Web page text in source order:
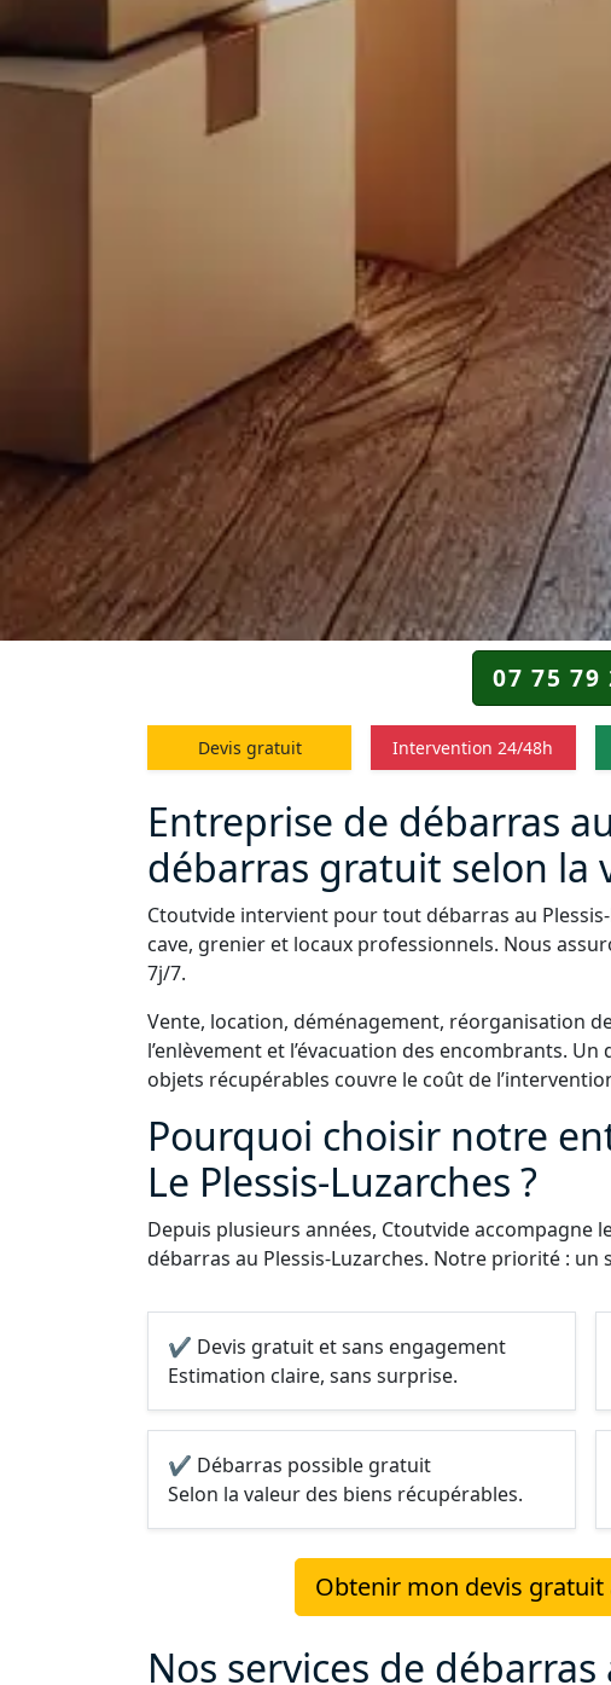
07 75 79
Devis gratuit Intervention 24/48h
Entreprise de débarras
débarras gratuit selon la
Ctoutvide intervient pour tout débarras au
cave, grenier et locaux professionnels. Nous
7j/7.
Vente, location, déménagement, réorganisation
l’enlèvement et l’évacuation des encombrants.
objets récupérables couvre le coût de
Pourquoi choisir notre
Le Plessis-Luzarches ?
Depuis plusieurs années, Ctoutvide
débarras au Plessis-Luzarches. Notre priorité :
✔ Devis gratuit et sans engagement
Estimation claire, sans surprise.
✔ Débarras possible gratuit
Selon la valeur des biens récupérables.
Obtenir mon devis gratuit
Nos services de débarras